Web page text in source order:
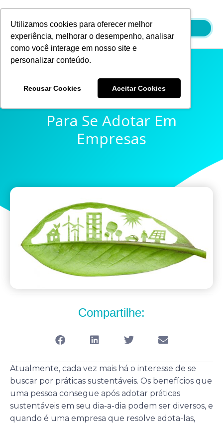
Utilizamos cookies para oferecer melhor
experiência, melhorar o desempenho, analisar
como você interage em nosso site e
personalizar conteúdo.
Recusar Cookies Aceitar Cookies
conteúdo
Práticas Sustentáveis
Para Se Adotar Em
Empresas
Compartilhe:
Atualmente, cada vez mais há o interesse de se
buscar por práticas sustentáveis. Os benefícios que
uma pessoa consegue após adotar práticas
sustentáveis em seu dia-a-dia podem ser diversos, e
quando é uma empresa que resolve adota-las,